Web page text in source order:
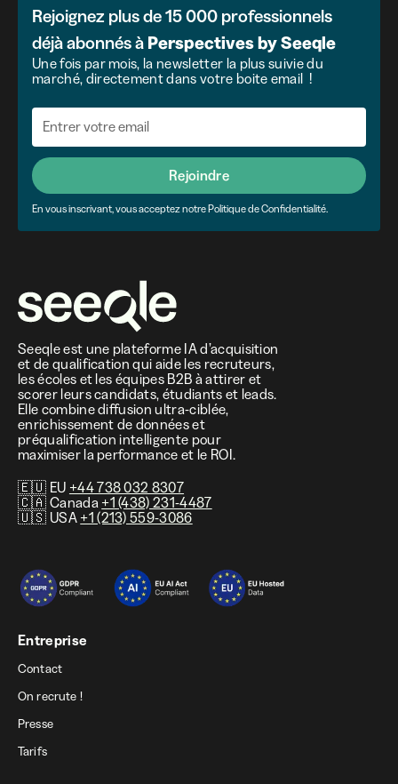
Rejoignez plus de 15 000 professionnels
déjà abonnés à PerspectivesbySeeqle
Une fois par mois, la newsletter la plus suivie du
marché, directement dans votre boite email !
Rejoindre
En vous inscrivant, vous acceptez notre Politique de Confidentialité.
Seeqle est une plateforme IA d’acquisition
et de qualification qui aide les recruteurs,
les écoles et les équipes B2B à attirer et
scorer leurs candidats, étudiants et leads.
Elle combine diffusion ultra-ciblée,
enrichissement de données et
préqualification intelligente pour
maximiser la performance et le ROI.
🇪🇺 EU +44 738 032 8307
🇨🇦 Canada +1 (438) 231-4487
🇺🇸 USA +1 (213) 559-3086
Entreprise
Contact
On recrute !
Presse
Tarifs